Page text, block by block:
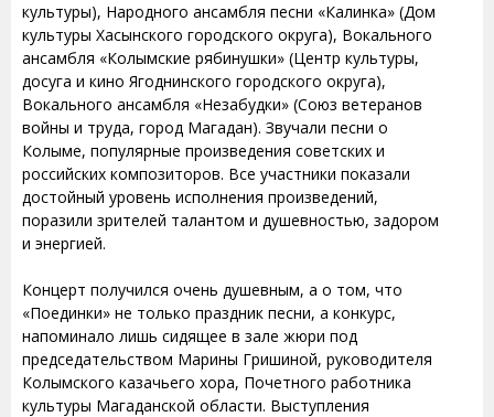
культуры), Народного ансамбля песни «Калинка» (Дом
культуры Хасынского городского округа), Вокального
ансамбля «Колымские рябинушки» (Центр культуры,
досуга и кино Ягоднинского городского округа),
Вокального ансамбля «Незабудки» (Союз ветеранов
войны и труда, город Магадан). Звучали песни о
Колыме, популярные произведения советских и
российских композиторов. Все участники показали
достойный уровень исполнения произведений,
поразили зрителей талантом и душевностью, задором
и энергией.
Концерт получился очень душевным, а о том, что
«Поединки» не только праздник песни, а конкурс,
напоминало лишь сидящее в зале жюри под
председательством Марины Гришиной, руководителя
Колымского казачьего хора, Почетного работника
культуры Магаданской области. Выступления